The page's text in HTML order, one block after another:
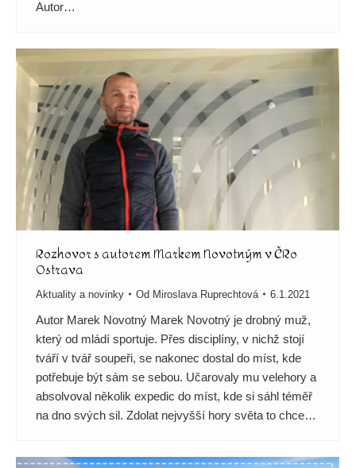
Autor…
Rozhovor s autorem Markem Novotným v ČRo
Ostrava
Aktuality a novinky Od Miroslava Ruprechtová 6.1.2021
Autor Marek Novotný Marek Novotný je drobný muž,
který od mládí sportuje. Přes disciplíny, v nichž stojí
tváří v tvář soupeři, se nakonec dostal do míst, kde
potřebuje být sám se sebou. Učarovaly mu velehory a
absolvoval několik expedic do míst, kde si sáhl téměř
na dno svých sil. Zdolat nejvyšší hory světa to chce…